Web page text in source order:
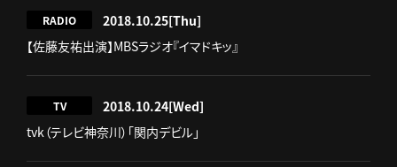
RADIO 2018.10.25[Thu]
【佐藤友祐出演】MBSラジオ『イマドキッ』
TV 2018.10.24[Wed]
tvk（テレビ神奈川）「関内デビル」